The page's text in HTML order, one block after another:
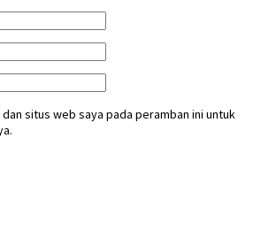
situs web saya pada peramban ini untuk